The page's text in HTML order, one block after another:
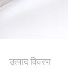
उत्पाद विवरण